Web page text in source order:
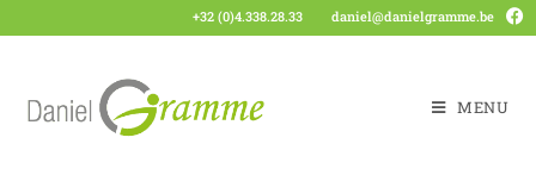
+32 (0)4.338.28.33 daniel@danielgramme.be
MENU